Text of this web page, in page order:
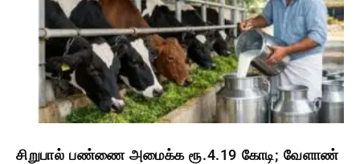
சிறுபால் பண்ணை அமைக்க ரூ.4.19 கோடி; வேளாண்